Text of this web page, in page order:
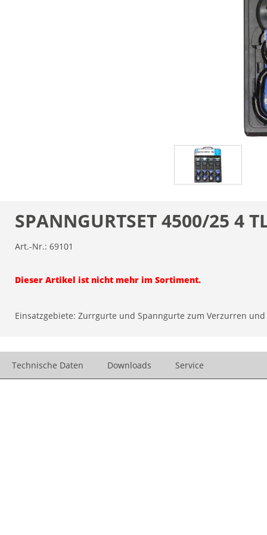
SPANNGURTSET 4500/25 4
Art.-Nr.: 69101
Dieser Artikel ist nicht mehr im Sortiment.
Einsatzgebiete: Zurrgurte und Spanngurte zum Verzurren
Technische Daten Downloads Service